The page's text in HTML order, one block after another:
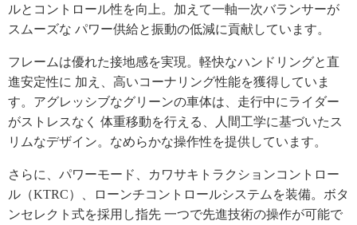
ルとコントロール性を向上。加えて一軸一次バランサーが
スムーズな パワー供給と振動の低減に貢献しています。
フレームは優れた接地感を実現。軽快なハンドリングと直
進安定性に 加え、高いコーナリング性能を獲得していま
す。アグレッシブなグリーンの車体は、走行中にライダー
がストレスなく 体重移動を行える、人間工学に基づいたス
リムなデザイン。なめらかな操作性を提供しています。
さらに、パワーモード、カワサキトラクションコントロー
ル（KTRC）、ローンチコントロールシステムを装備。ボタ
ンセレクト式を採用し指先 一つで先進技術の操作が可能で